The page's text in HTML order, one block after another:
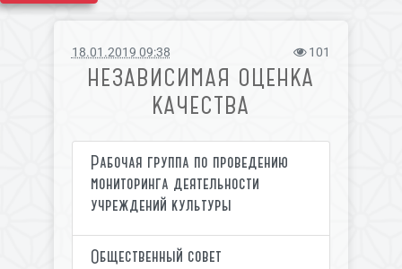
18.01.2019 09:38 101
НЕЗАВИСИМАЯ ОЦЕНКА
КАЧЕСТВА
Рабочая группа по проведению
мониторинга деятельности
учреждений культуры
Общественный совет